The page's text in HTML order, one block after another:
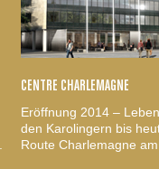
CENTRE CHARLEMAGNE
Eröffnung 2014 –
den Karolingern bis
Route Charlemagne